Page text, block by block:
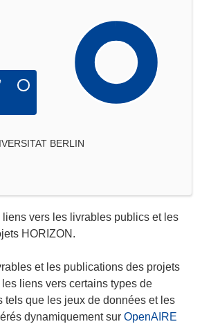
BERLIN
vers les livrables publics et les
HORIZON.
et les publications des projets
liens vers certains types de
tels que les jeux de données et les
dynamiquement sur OpenAIRE